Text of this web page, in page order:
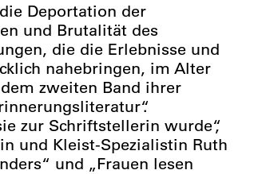
Deportation der
und Brutalität des
die die Erlebnisse und
nahebringen, im Alter
zweiten Band ihrer
zur Schriftstellerin wurde“,
und Kleist-Spezialistin Ruth
und „Frauen lesen